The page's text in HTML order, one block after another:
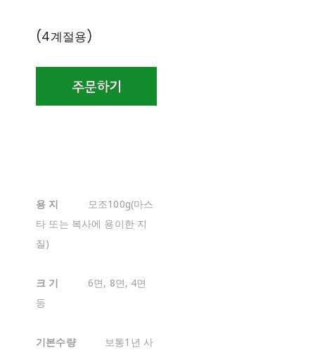
(4계절용)
용 지
모조100g(마스
타 또는 복사에 용이한 지
질)
크 기
6면, 8면, 4면
등
기본수량
보통1년 사